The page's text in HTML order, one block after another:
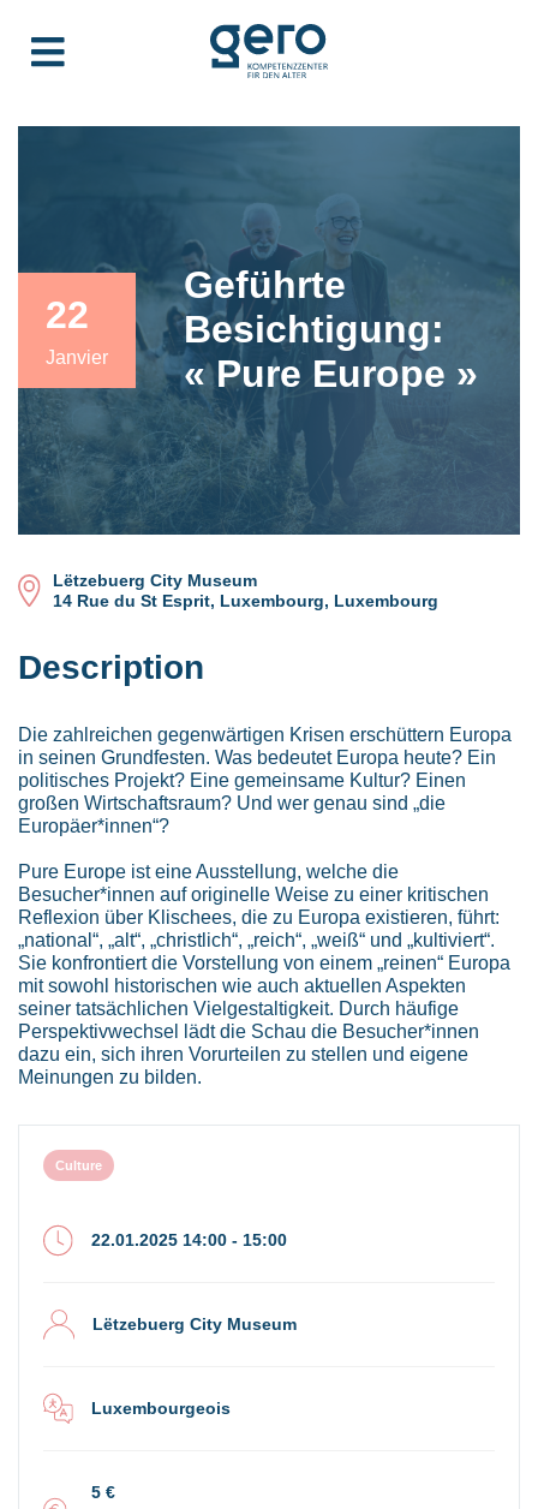
22
Janvier
Geführte
Besichtigung:
« Pure Europe »
Lëtzebuerg City Museum
14 Rue du St Esprit, Luxembourg, Luxembourg
Description
Die zahlreichen gegenwärtigen Krisen erschüttern Europa
in seinen Grundfesten. Was bedeutet Europa heute? Ein
politisches Projekt? Eine gemeinsame Kultur? Einen
großen Wirtschaftsraum? Und wer genau sind „die
Europäer*innen“?
Pure Europe ist eine Ausstellung, welche die
Besucher*innen auf originelle Weise zu einer kritischen
Reflexion über Klischees, die zu Europa existieren, führt:
„national“, „alt“, „christlich“, „reich“, „weiß“ und „kultiviert“.
Sie konfrontiert die Vorstellung von einem „reinen“ Europa
mit sowohl historischen wie auch aktuellen Aspekten
seiner tatsächlichen Vielgestaltigkeit. Durch häufige
Perspektivwechsel lädt die Schau die Besucher*innen
dazu ein, sich ihren Vorurteilen zu stellen und eigene
Meinungen zu bilden.
Culture
22.01.2025 14:00 - 15:00
Lëtzebuerg City Museum
Luxembourgeois
5 €